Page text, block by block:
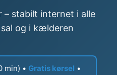
– stabilt internet i alle
sal og i kælderen
min) • Gratis kørsel •